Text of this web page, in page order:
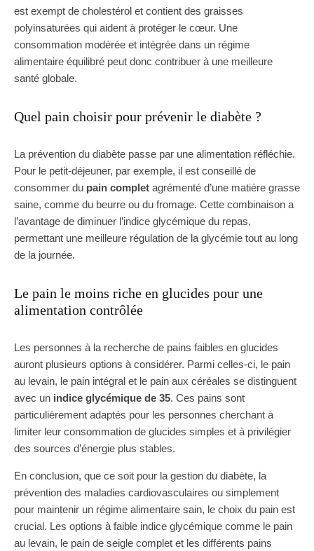
est exempt de cholestérol et contient des graisses
polyinsaturées qui aident à protéger le cœur. Une
consommation modérée et intégrée dans un régime
alimentaire équilibré peut donc contribuer à une meilleure
santé globale.
Quel pain choisir pour prévenir le diabète ?
La prévention du diabète passe par une alimentation réfléchie.
Pour le petit-déjeuner, par exemple, il est conseillé de
consommer du pain complet agrémenté d’une matière grasse
saine, comme du beurre ou du fromage. Cette combinaison a
l’avantage de diminuer l’indice glycémique du repas,
permettant une meilleure régulation de la glycémie tout au long
de la journée.
Le pain le moins riche en glucides pour une
alimentation contrôlée
Les personnes à la recherche de pains faibles en glucides
auront plusieurs options à considérer. Parmi celles-ci, le pain
au levain, le pain intégral et le pain aux céréales se distinguent
avec un indice glycémique de 35. Ces pains sont
particulièrement adaptés pour les personnes cherchant à
limiter leur consommation de glucides simples et à privilégier
des sources d’énergie plus stables.
En conclusion, que ce soit pour la gestion du diabète, la
prévention des maladies cardiovasculaires ou simplement
pour maintenir un régime alimentaire sain, le choix du pain est
crucial. Les options à faible indice glycémique comme le pain
au levain, le pain de seigle complet et les différents pains